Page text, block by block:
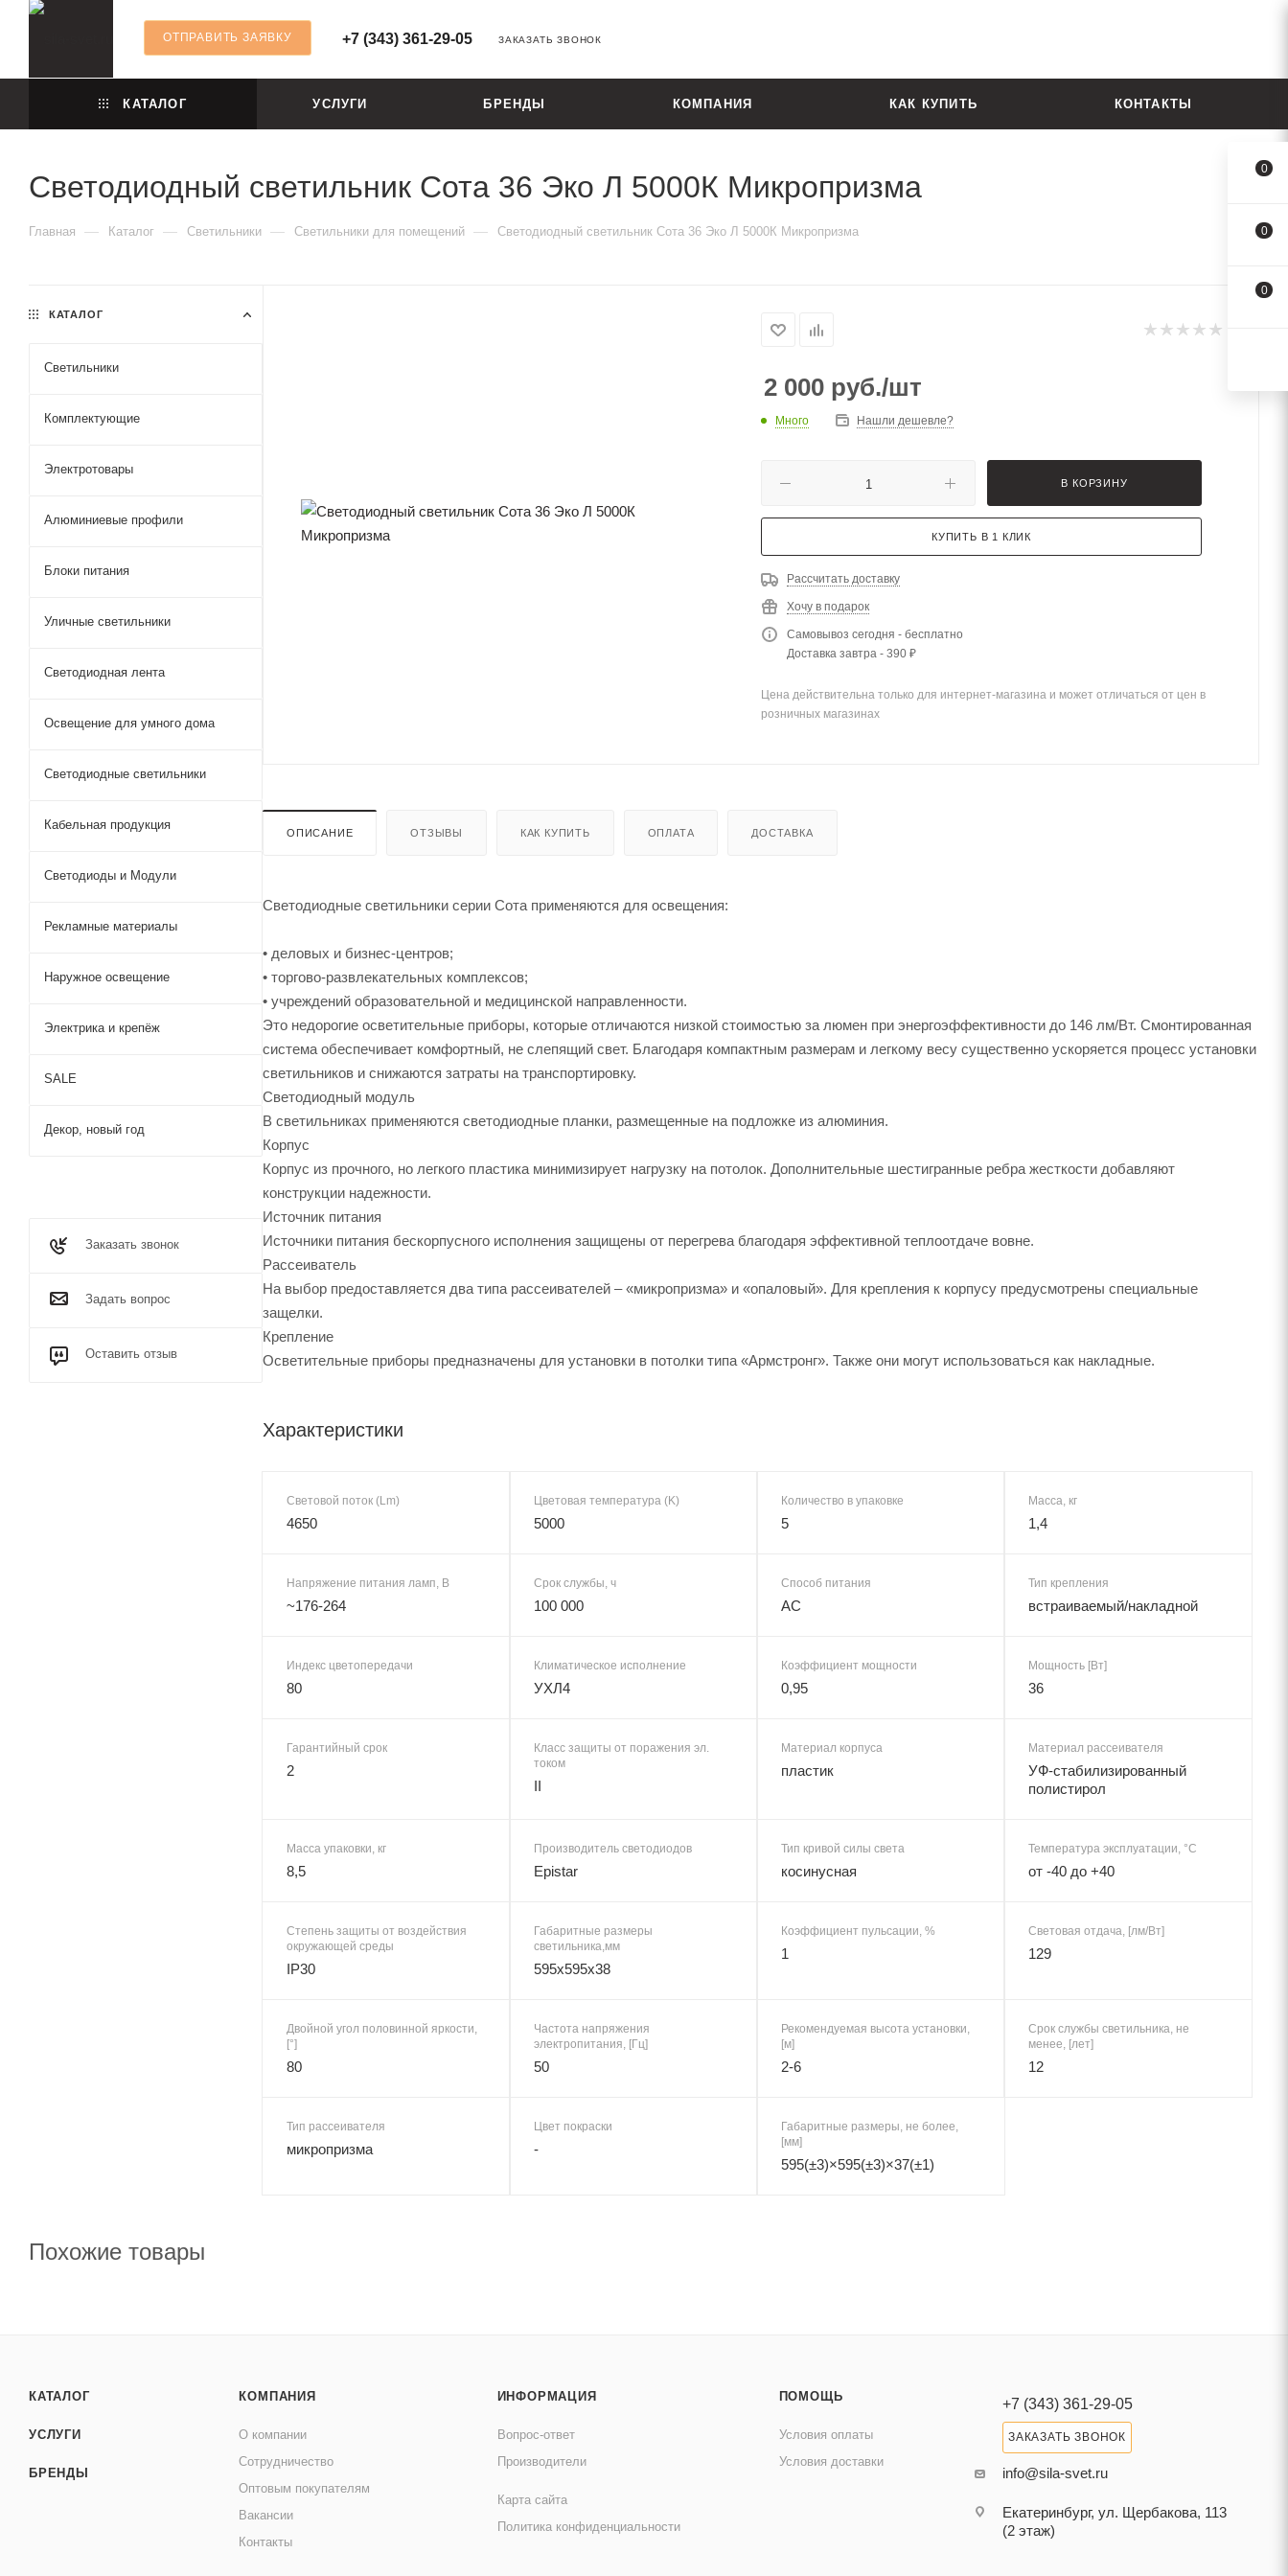
ОТПРАВИТЬ ЗАЯВКУ +7 (343) 361-29-05 ЗАКАЗАТЬ ЗВОНОК
КАТАЛОГ УСЛУГИ БРЕНДЫ КОМПАНИЯ КАК КУПИТЬ КОНТАКТЫ
Светодиодный светильник Сота 36 Эко Л 5000К Микропризма
Главная — Каталог — Светильники — Светильники для помещений — Светодиодный светильник Сота 36 Эко Л 5000К Микропризма
2 000 руб./шт
Много Нашли дешевле?
В КОРЗИНУ
КУПИТЬ В 1 КЛИК
Рассчитать доставку
Хочу в подарок
Самовывоз сегодня - бесплатно
Доставка завтра - 390 ₽
Цена действительна только для интернет-магазина и может отличаться от цен в
розничных магазинах
ОПИСАНИЕ ОТЗЫВЫ КАК КУПИТЬ ОПЛАТА ДОСТАВКА
Светодиодные светильники серии Сота применяются для освещения:
• деловых и бизнес-центров;
• торгово-развлекательных комплексов;
• учреждений образовательной и медицинской направленности.
Это недорогие осветительные приборы, которые отличаются низкой стоимостью за люмен при энергоэффективности до 146 лм/Вт. Смонтированная
система обеспечивает комфортный, не слепящий свет. Благодаря компактным размерам и легкому весу существенно ускоряется процесс установки
светильников и снижаются затраты на транспортировку.
Светодиодный модуль
В светильниках применяются светодиодные планки, размещенные на подложке из алюминия.
Корпус
Корпус из прочного, но легкого пластика минимизирует нагрузку на потолок. Дополнительные шестигранные ребра жесткости добавляют
конструкции надежности.
Источник питания
Источники питания бескорпусного исполнения защищены от перегрева благодаря эффективной теплоотдаче вовне.
Рассеиватель
На выбор предоставляется два типа рассеивателей – «микропризма» и «опаловый». Для крепления к корпусу предусмотрены специальные
защелки.
Крепление
Осветительные приборы предназначены для установки в потолки типа «Армстронг». Также они могут использоваться как накладные.
Характеристики
Световой поток (Lm)
4650
Цветовая температура (K)
5000
Количество в упаковке
5
Масса, кг
1,4
Напряжение питания ламп, В
~176-264
Срок службы, ч
100 000
Способ питания
AC
Тип крепления
встраиваемый/накладной
Индекс цветопередачи
80
Климатическое исполнение
УХЛ4
Коэффициент мощности
0,95
Мощность [Вт]
36
Гарантийный срок
2
Класс защиты от поражения эл.
током
II
Материал корпуса
пластик
Материал рассеивателя
УФ-стабилизированный
полистирол
Масса упаковки, кг
8,5
Производитель светодиодов
Epistar
Тип кривой силы света
косинусная
Температура эксплуатации, °C
от -40 до +40
Степень защиты от воздействия
окружающей среды
IP30
Габаритные размеры
светильника,мм
595x595x38
Коэффициент пульсации, %
1
Световая отдача, [лм/Вт]
129
Двойной угол половинной яркости,
[°]
80
Частота напряжения
электропитания, [Гц]
50
Рекомендуемая высота установки,
[м]
2-6
Срок службы светильника, не
менее, [лет]
12
Тип рассеивателя
микропризма
Цвет покраски
-
Габаритные размеры, не более,
[мм]
595(±3)×595(±3)×37(±1)
КАТАЛОГ
Светильники
Комплектующие
Электротовары
Алюминиевые профили
Блоки питания
Уличные светильники
Светодиодная лента
Освещение для умного дома
Светодиодные светильники
Кабельная продукция
Светодиоды и Модули
Рекламные материалы
Наружное освещение
Электрика и крепёж
SALE
Декор, новый год
Заказать звонок
Задать вопрос
Оставить отзыв
Похожие товары
КАТАЛОГ
УСЛУГИ
БРЕНДЫ
КОМПАНИЯ
О компании
Сотрудничество
Оптовым покупателям
Вакансии
Контакты
ИНФОРМАЦИЯ
Вопрос-ответ
Производители
Карта сайта
Политика конфиденциальности
ПОМОЩЬ
Условия оплаты
Условия доставки
+7 (343) 361-29-05
ЗАКАЗАТЬ ЗВОНОК
info@sila-svet.ru
Екатеринбург, ул. Щербакова, 113
(2 этаж)
0
0
0